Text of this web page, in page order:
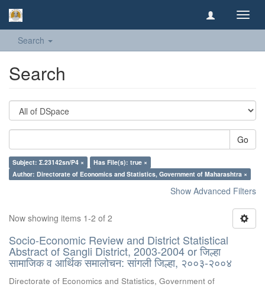
Search
Search
Go
Subject: Σ.23142sn/P4 ×
Has File(s): true ×
Author: Directorate of Economics and Statistics, Government of Maharashtra ×
Show Advanced Filters
Now showing items 1-2 of 2
Socio-Economic Review and District Statistical
Abstract of Sangli District, 2003-2004 or जिल्हा
सामाजिक व आर्थिक समालोचन: सांगली जिल्हा, २००३-२००४
Directorate of Economics and Statistics, Government of